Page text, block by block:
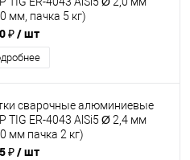
мм, пачка 5 кг)
₽/ шт
сварочные алюминиевые
TIG ER-4043 AlSi5 Ø 2,4 мм
мм пачка 2 кг)
₽/ шт